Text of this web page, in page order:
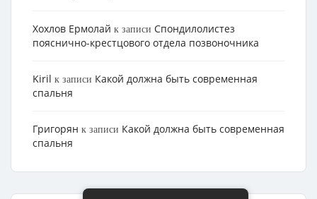
Хохлов Ермолай к записи Cпондилолистез
пояснично-крестцового отдела позвоночника
Kiril к записи Какой должна быть современная
спальня
Григорян к записи Какой должна быть современная
спальня